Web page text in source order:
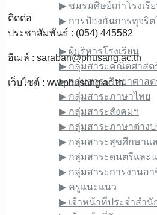
▶︎ ชมรมศิษย์เก่าโรงเรี
▶︎ การป้องกันการทุจริต
ข้อมูลบุคลากร
▶︎ ผู้บริหารโรงเรียน
▶︎ กลุ่มสาระคณิตศาสต
▶︎ กลุ่มสาระวิทยาศาสต
▶︎ กลุ่มสาระภาษาไทย
▶︎ กลุ่มสาระสังคมฯ
▶︎ กลุ่มสาระภาษาต่างป
▶︎ กลุ่มสาระสุขศึกษาแ
▶︎ กลุ่มสาระดนตรีและ
▶︎ กลุ่มสาระการงานอ
▶︎ ครูแนะแนว
▶︎ เจ้าหน้าที่ประจำสำนั
ติดต่อ
ประชาสัมพันธ์ : (054) 445582
อีเมล์ : saraban@phusang.ac.th
เว็บไซต์ : ww.phusang.ac.th